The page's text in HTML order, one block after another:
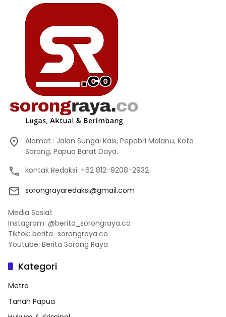
Alamat : Jalan Sungai Kais, Pepabri Malanu, Kota
Sorong, Papua Barat Daya.
kontak Redaksi :+62 812-9208-2932
sorongrayaredaksi@gmail.com
Media Sosial:
Instagram: @berita_sorongraya.co
Tiktok: berita_sorongraya.co
Youtube: Berita Sorong Raya
Kategori
Metro
Tanah Papua